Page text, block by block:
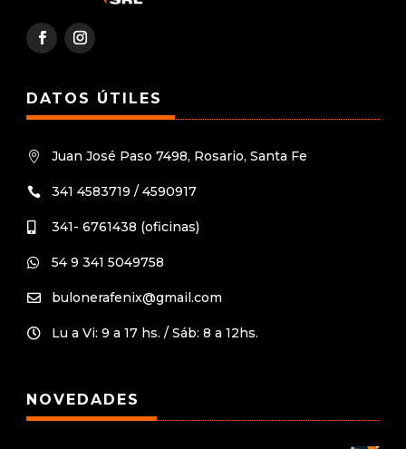
DATOS ÚTILES
 Juan José Paso 7498, Rosario, Santa Fe
 341 4583719 / 4590917
 341- 6761438 (oficinas)
 54 9 341 5049758
 bulonerafenix@gmail.com
 Lu a Vi: 9 a 17 hs. / Sáb: 8 a 12hs.
NOVEDADES